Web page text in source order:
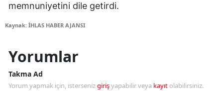
memnuniyetini dile getirdi.
Kaynak: İHLAS HABER AJANSI
Yorumlar
Takma Ad
Yorum yapmak için, istersenizgirişyapabilir veya kayıt olabilirsiniz.